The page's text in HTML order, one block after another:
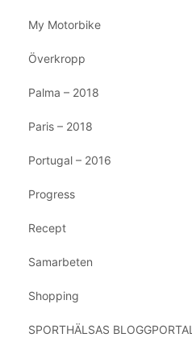
My Motorbike
Överkropp
Palma – 2018
Paris – 2018
Portugal – 2016
Progress
Recept
Samarbeten
Shopping
SPORTHÄLSAS BLOGGPORTAL